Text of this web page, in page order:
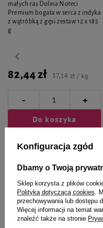
małych ras Dolina Noteci
Premium bogata w serca z indyka
z wątróbką z gęsi zestaw 12 x 185
g
82,44 zł 37,14 zł / kg
- +
Do koszyka
Wybrane
Ciebie i
Konfiguracja zgód
Dbamy o Twoją
Sklep korzysta z plików
Polityką dotyczącą cookies .
przechowywania lub dostępu
Więcej informacji na temat
znaleźć także na stronie